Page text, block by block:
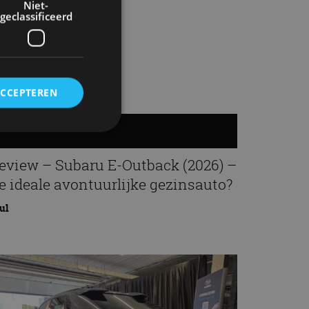
– Subaru E-Outback (2026) –
ideale avontuurlijke gezinsauto?
Niet-
geclassificeerd
en
van de bezoeker
van de
van